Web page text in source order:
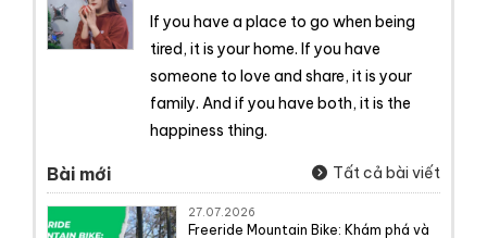
If you have a place to go when being
tired, it is your home. If you have
someone to love and share, it is your
family. And if you have both, it is the
happiness thing.
Bài mới Tất cả bài viết
27.07.2026
Freeride Mountain Bike: Khám phá và